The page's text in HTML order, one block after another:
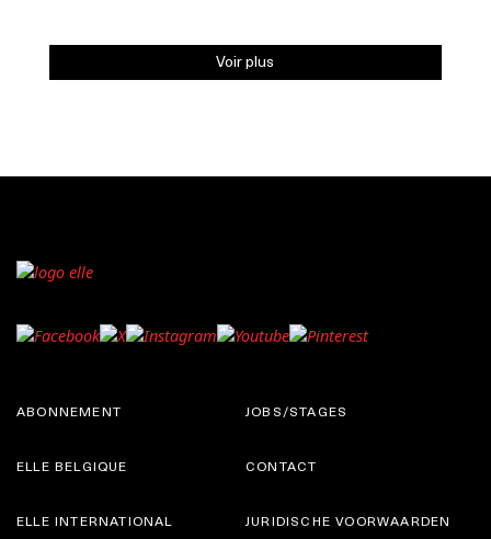
Voir plus
ABONNEMENT
ELLE BELGIQUE
JOBS/STAGES
CONTACT
ELLE INTERNATIONAL JURIDISCHE VOORWAARDEN